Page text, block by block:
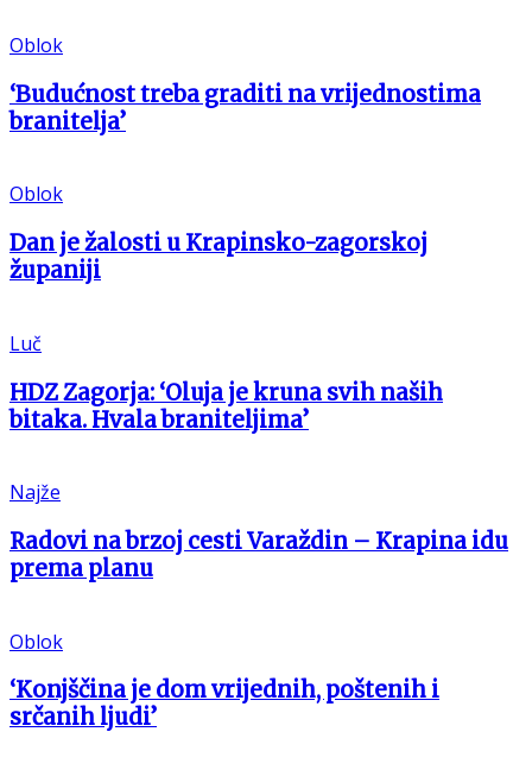
Oblok
‘Budućnost treba graditi na vrijednostima
branitelja’
Oblok
Dan je žalosti u Krapinsko-zagorskoj
županiji
Luč
HDZ Zagorja: ‘Oluja je kruna svih naših
bitaka. Hvala braniteljima’
Najže
Radovi na brzoj cesti Varaždin – Krapina idu
prema planu
Oblok
‘Konjščina je dom vrijednih, poštenih i
srčanih ljudi’